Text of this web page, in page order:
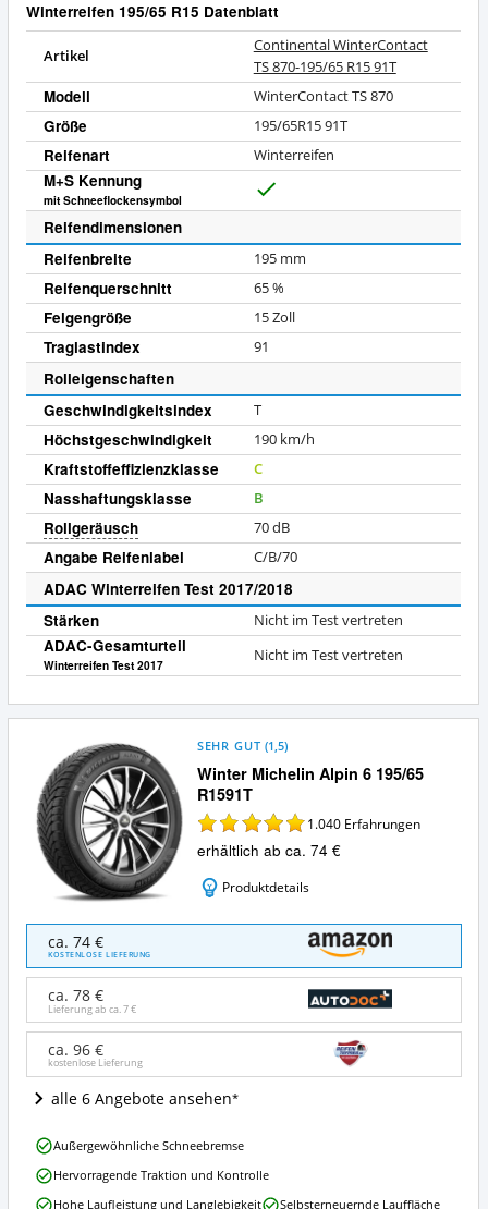
Winterreifen 195/65 R15 Datenblatt
Artikel
Continental WinterContact
TS 870-195/65 R15 91T
Modell WinterContact TS 870
Größe 195/65R15 91T
Reifenart Winterreifen
M+S Kennung
mit Schneeflockensymbol
Reifendimensionen
Reifenbreite
195 mm
Reifenquerschnitt 65%
Felgengröße 15Zoll
Traglastindex 91
Rolleigenschaften
Geschwindigkeitsindex
T
Höchstgeschwindigkeit 190 km/h
Kraftstoffeffizienzklasse C
Nasshaftungsklasse B
Rollgeräusch 70dB
Angabe Reifenlabel C/B/70
ADAC Winterreifen Test 2017/2018
Stärken
Nicht im Test vertreten
ADAC-Gesamturteil
Winterreifen Test 2017
Nicht im Test vertreten
Winter Michelin Alpin 6 195/65
R1591T
SEHR GUT (1,5)
1.040 Erfahrungen
erhältlich ab ca. 74 €
Produktdetails
Winter
Michelin
Alpin
195/65
R1591T
Angebote:
ist
dieser
195/65
R15
erhältlich?
ca. 74 €
KOSTENLOSE LIEFERUNG
ca. 78 €
Lieferung ab ca.7 €
ca. 96 €
kostenlose Lieferung
alle 6 Angebote ansehen
Winter
Michelin
Alpin
Außergewöhnliche Schneebremse
Hervorragende Traktion und Kontrolle
Hohe Laufleistung und Langlebigkeit
Selbsterneuernde Lauffläche